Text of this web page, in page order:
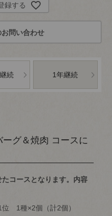
録する
続 1年継続
ーグ＆焼肉 コースに
コースとなります。内容
位 1種×2個（計2個）